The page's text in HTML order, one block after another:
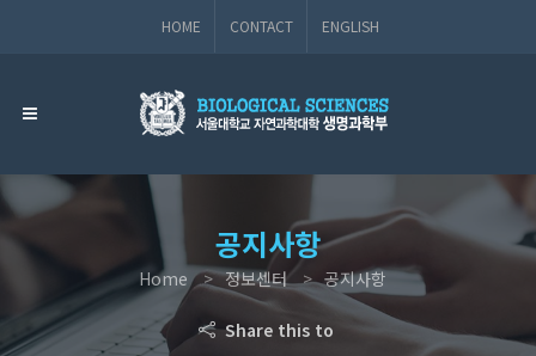
HOME CONTACT ENGLISH
공지사항
Home 정보센터 공지사항
Share this to